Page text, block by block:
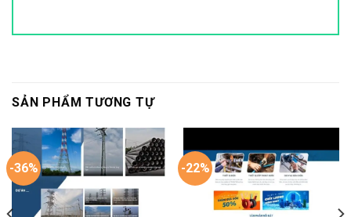
SẢN PHẨM TƯƠNG TỰ
-36% -22%